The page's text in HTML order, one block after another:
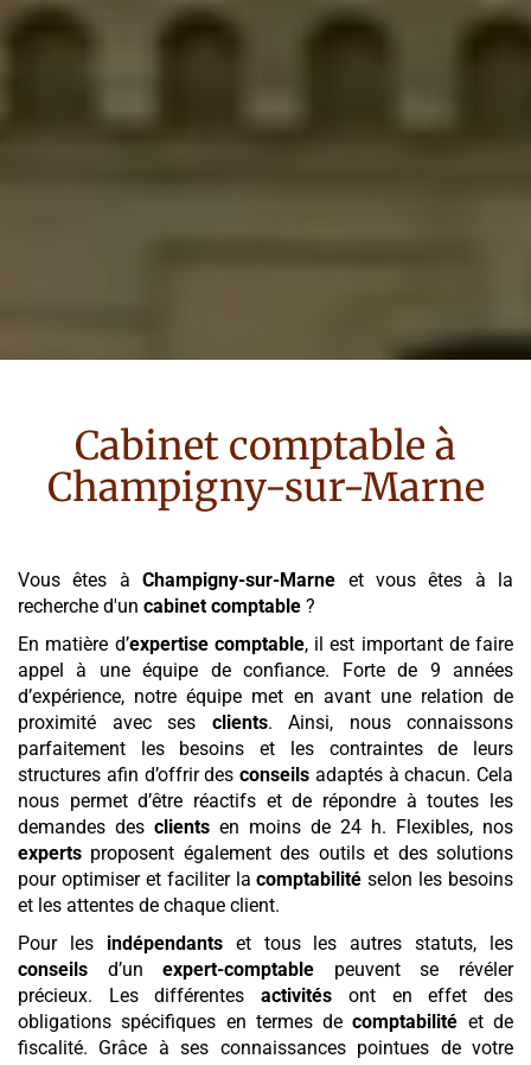
Cabinet comptable à
Champigny-sur-Marne
Vous êtes àChampigny-sur-Marne et vous êtes à la
recherche d'un cabinet comptable ?
En matière d’expertise comptable, il est important de faire
appel à une équipe de confiance. Forte de 9 années
d’expérience, notre équipe met en avant une relation de
proximité avec ses clients. Ainsi, nous connaissons
parfaitement les besoins et les contraintes de leurs
structures afin d’offrir des conseils adaptés à chacun. Cela
nous permet d’être réactifs et de répondre à toutes les
demandes des clients en moins de 24 h. Flexibles, nos
experts proposent également des outils et des solutions
pour optimiser et faciliter lacomptabilité selon les besoins
et les attentes de chaque client.
Pour les indépendantset tous les autres statuts, les
conseils d’unexpert-comptable peuvent se révéler
précieux. Les différentesactivités ont en effet des
obligations spécifiques en termes decomptabilité et de
fiscalité. Grâce à ses connaissances pointues de votre